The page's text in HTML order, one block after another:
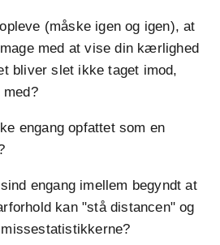
(måske igen og igen), at
med at vise din kærlighed
bliver slet ikke taget imod,
med?
engang opfattet som en
engang imellem begyndt at
kan "stå distancen" og